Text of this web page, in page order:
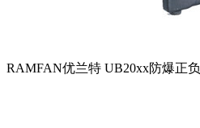
RAMFAN优兰特 UB20xx防爆正